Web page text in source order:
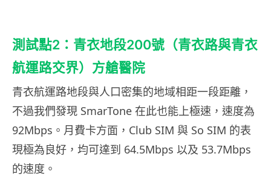
測試點2：青衣地段200號（青衣路與青衣
航運路交界）方艙醫院
青衣航運路地段與人口密集的地域相距一段距離，
不過我們發現 SmarTone 在此也能上極速，速度為
92Mbps。月費卡方面，Club SIM 與 So SIM 的表
現極為良好，均可達到 64.5Mbps 以及 53.7Mbps
的速度。